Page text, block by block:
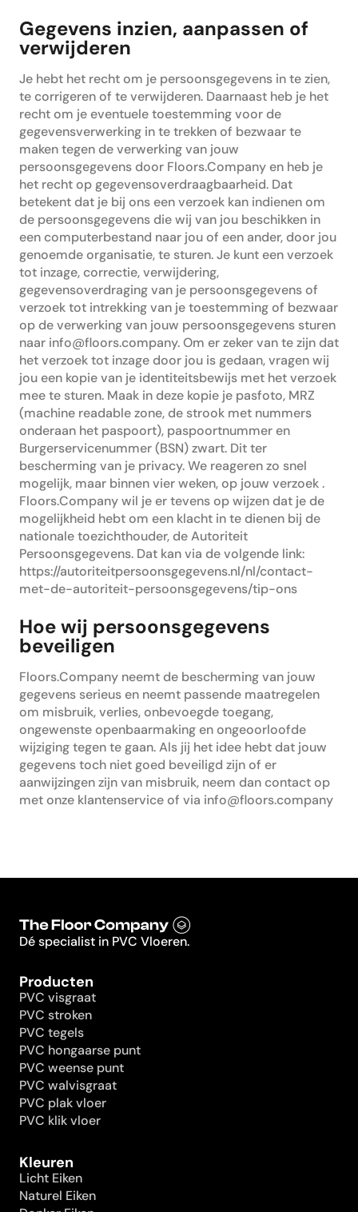
Gegevens inzien, aanpassen of
verwijderen
Je hebt het recht om je persoonsgegevens in te zien,
te corrigeren of te verwijderen. Daarnaast heb je het
recht om je eventuele toestemming voor de
gegevensverwerking in te trekken of bezwaar te
maken tegen de verwerking van jouw
persoonsgegevens door Floors.Company en heb je
het recht op gegevensoverdraagbaarheid. Dat
betekent dat je bij ons een verzoek kan indienen om
de persoonsgegevens die wij van jou beschikken in
een computerbestand naar jou of een ander, door jou
genoemde organisatie, te sturen. Je kunt een verzoek
tot inzage, correctie, verwijdering,
gegevensoverdraging van je persoonsgegevens of
verzoek tot intrekking van je toestemming of bezwaar
op de verwerking van jouw persoonsgegevens sturen
naar info@floors.company. Om er zeker van te zijn dat
het verzoek tot inzage door jou is gedaan, vragen wij
jou een kopie van je identiteitsbewijs met het verzoek
mee te sturen. Maak in deze kopie je pasfoto, MRZ
(machine readable zone, de strook met nummers
onderaan het paspoort), paspoortnummer en
Burgerservicenummer (BSN) zwart. Dit ter
bescherming van je privacy. We reageren zo snel
mogelijk, maar binnen vier weken, op jouw verzoek .
Floors.Company wil je er tevens op wijzen dat je de
mogelijkheid hebt om een klacht in te dienen bij de
nationale toezichthouder, de Autoriteit
Persoonsgegevens. Dat kan via de volgende link:
https://autoriteitpersoonsgegevens.nl/nl/contact-
met-de-autoriteit-persoonsgegevens/tip-ons
Hoe wij persoonsgegevens
beveiligen
Floors.Company neemt de bescherming van jouw
gegevens serieus en neemt passende maatregelen
om misbruik, verlies, onbevoegde toegang,
ongewenste openbaarmaking en ongeoorloofde
wijziging tegen te gaan. Als jij het idee hebt dat jouw
gegevens toch niet goed beveiligd zijn of er
aanwijzingen zijn van misbruik, neem dan contact op
met onze klantenservice of via info@floors.company
Dé specialist in PVC Vloeren.
Producten
PVC visgraat
PVC stroken
PVC tegels
PVC hongaarse punt
PVC weense punt
PVC walvisgraat
PVC plak vloer
PVC klik vloer
Kleuren
Licht Eiken
Naturel Eiken